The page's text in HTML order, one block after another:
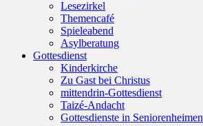
Lesezirkel
Themencafé
Spieleabend
Asylberatung
Gottesdienst
Kinderkirche
Zu Gast bei Christus
mittendrin-Gottesdienst
Taizé-Andacht
Gottesdienste in Seniorenheimen